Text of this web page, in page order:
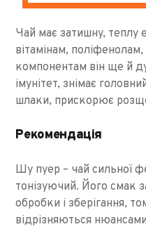
Чай має затишну, теплу
вітамінам,
компонентам він ще й
імунітет, знімає
шлаки, прискорює
Рекомендація
Шу пуер – чай сильної
тонізуючий. Його смак
обробки і зберігання,
відрізняються